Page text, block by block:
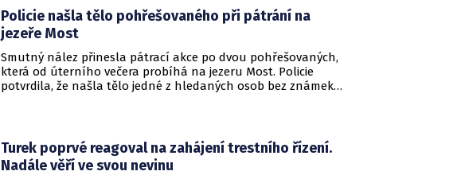
Policie našla tělo pohřešovaného při pátrání na
jezeře Most
Smutný nález přinesla pátrací akce po dvou pohřešovaných,
která od úterního večera probíhá na jezeru Most. Policie
potvrdila, že našla tělo jedné z hledaných osob bez známek
Turek poprvé reagoval na zahájení trestního řízení.
Nadále věří ve svou nevinu